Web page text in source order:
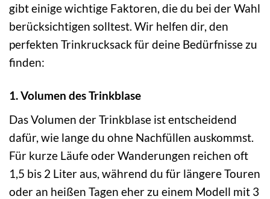
gibt einige wichtige Faktoren, die du bei der Wahl
berücksichtigen solltest. Wir helfen dir, den
perfekten Trinkrucksack für deine Bedürfnisse zu
finden:
1. Volumen des Trinkblase
Das Volumen der Trinkblase ist entscheidend
dafür, wie lange du ohne Nachfüllen auskommst.
Für kurze Läufe oder Wanderungen reichen oft
1,5 bis 2 Liter aus, während du für längere Touren
oder an heißen Tagen eher zu einem Modell mit 3